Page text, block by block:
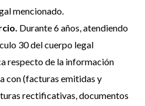
mencionado.
Durante 6 años, atendiendo
30 del cuerpo legal
respecto de la información
con (facturas emitidas y
rectificativas, documentos